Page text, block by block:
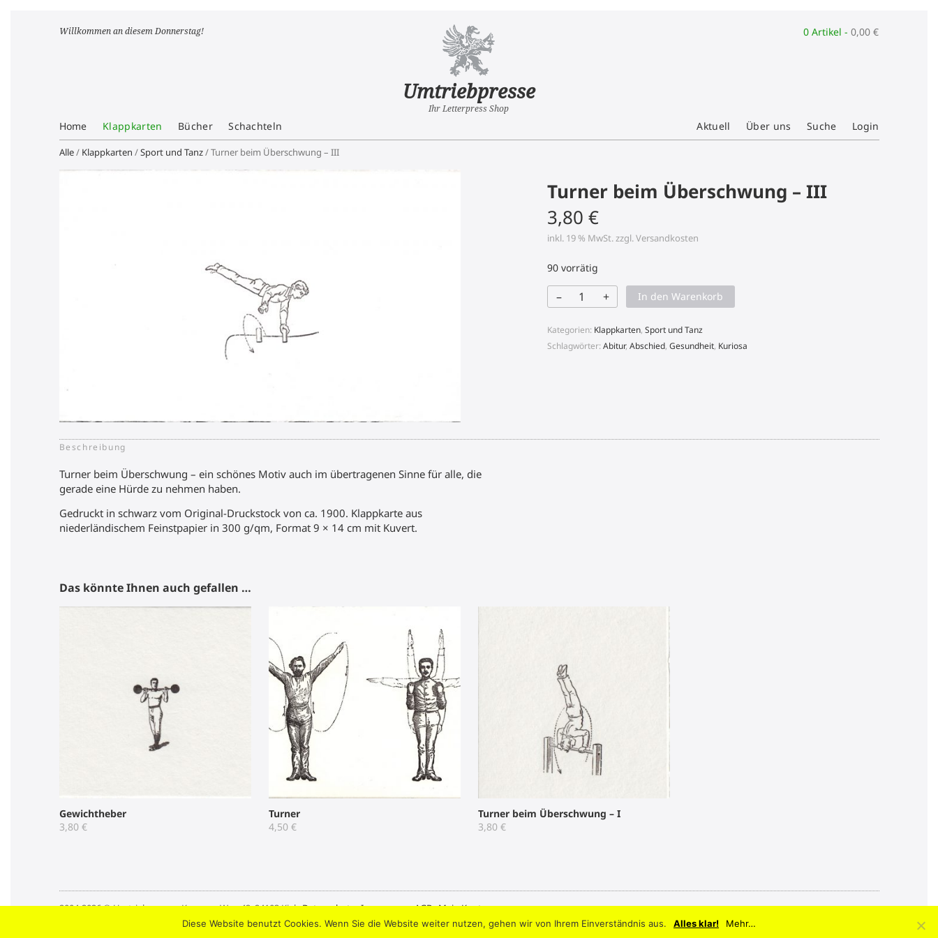
Willkommen an diesem Donnerstag!
Umtriebpresse
Ihr Letterpress Shop
0 Artikel -0,00€
Home Klappkarten Bücher Schachteln Aktuell Über uns Suche Login
Alle/ Klappkarten /Sport und Tanz/ Turner beim Überschwung – III
Turner beim Überschwung – III
3,80€
inkl. 19 % MwSt.zzgl.Versandkosten
90 vorrätig
–
Turner
beim
-
Menge
+ In den Warenkorb
Kategorien: Klappkarten,Sport und Tanz
Schlagwörter:Abitur,Abschied,Gesundheit, Kuriosa
Beschreibung
Turner beim Überschwung – ein schönes Motiv auch im übertragenen Sinne für alle, die
gerade eine Hürde zu nehmen haben.
Gedruckt in schwarz vom Original-Druckstock von ca. 1900. Klappkarte aus
niederländischem Feinstpapier in 300 g/qm, Format 9 × 14 cm mit Kuvert.
Das könnte Ihnen auch gefallen …
Gewichtheber
3,80 €
Turner
4,50 €
Turner beim Überschwung – I
3,80 €
2004-2026 © Umtriebpresse . Knooper Weg 42, 24103 Kiel .Datenschutz.Impressum.AGB.Mein Konto
Diese Website benutzt Cookies. Wenn Sie die Website weiter nutzen, gehen wir von Ihrem Einverständnis aus. Alles klar! Mehr…